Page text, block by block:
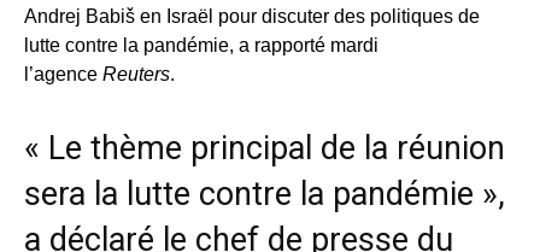
Andrej Babiš en Israël pour discuter des politiques de
lutte contre la pandémie, a rapporté mardi
l’agence Reuters.
« Le thème principal de la réunion
sera la lutte contre la pandémie »,
a déclaré le chef de presse du